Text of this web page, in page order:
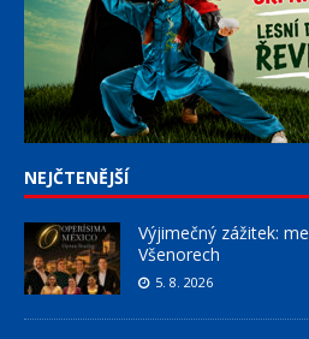
NEJČTENĚJŠÍ
Výjimečný zážitek:
Všenorech
5. 8. 2026